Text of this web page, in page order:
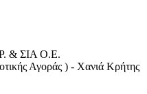
& ΣΙΑ Ο.Ε.
Αγοράς ) - Χανιά Κρήτης